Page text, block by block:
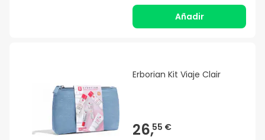
Añadir
Erborian Kit Viaje Clair
26,55 €